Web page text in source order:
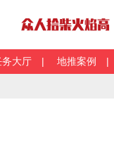
务大厅 |地推案例